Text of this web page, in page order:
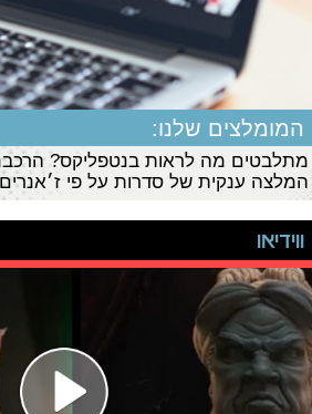
המומלצים שלנו:
מתלבטים מה לראות בנטפליקס?
המלצה ענקית של סדרות על פי
ווידיאו